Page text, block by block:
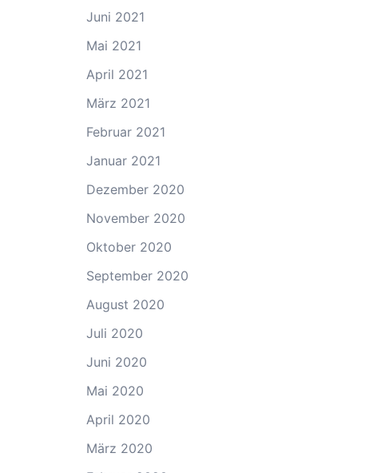
Juni 2021
Mai 2021
April 2021
März 2021
Februar 2021
Januar 2021
Dezember 2020
November 2020
Oktober 2020
September 2020
August 2020
Juli 2020
Juni 2020
Mai 2020
April 2020
März 2020